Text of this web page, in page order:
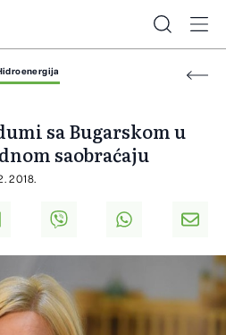
sa Bugarskom u
saobraćaju
2018.